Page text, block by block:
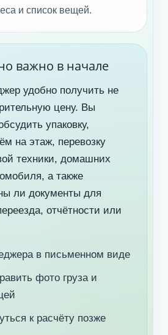
и список вещей.
важно в начале
удобно получить не
цену. Вы
упаковку,
на этаж, перевозку
техники, домашних
а также
ли документы для
отчётности или
в письменном виде
фото груза и
к расчёту позже